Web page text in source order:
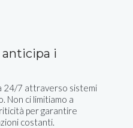
i
24/7 attraverso sistemi
Non ci limitiamo a
per garantire
costanti.